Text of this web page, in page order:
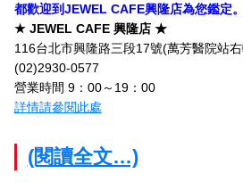
都歡迎到JEWEL CAFE興隆店為您鑑定。
★ JEWEL CAFE 興隆店 ★
116台北市興隆路三段17號(萬芳醫院站
(02)2930-0577
營業時間 9：00～19：00
詳情請參閱此處
(閱讀全文…)